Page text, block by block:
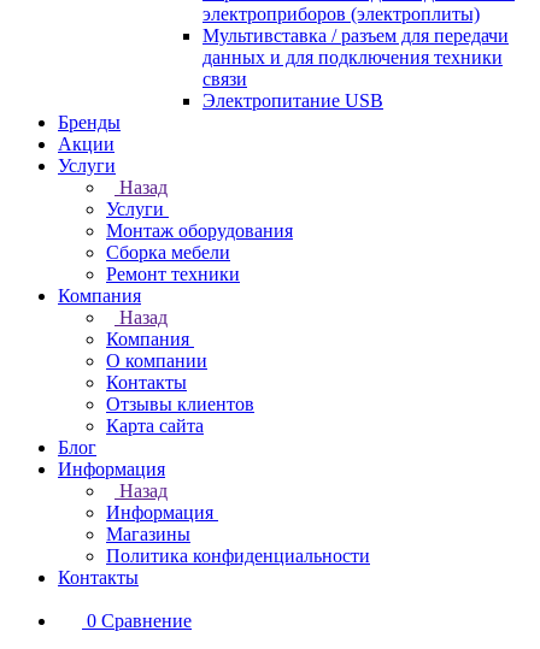
электроприборов (электроплиты)
Мультивставка / разъем для передачи
данных и для подключения техники
связи
Электропитание USB
Бренды
Акции
Услуги
Назад
Услуги
Монтаж оборудования
Сборка мебели
Ремонт техники
Компания
Назад
Компания
О компании
Контакты
Отзывы клиентов
Карта сайта
Блог
Информация
Назад
Информация
Магазины
Политика конфиденциальности
Контакты
0 Сравнение